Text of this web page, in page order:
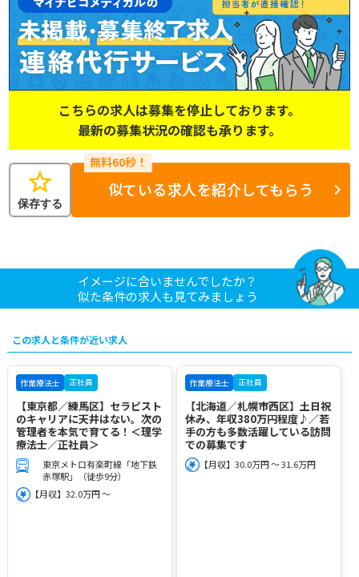
こちらの求人は募集を停止しております。
最新の募集状況の確認も承ります。
star
保存する
似ている求人を紹介してもらう
イメージに合いませんでしたか？
似た条件の求人も見てみましょう
この求人と条件が近い求人
作業療法士 正社員
【東京都／練馬区】セラピスト
のキャリアに天井はない。次の
管理者を本気で育てる！＜理学
療法士／正社員＞
東京メトロ有楽町線「地下鉄
赤塚駅」（徒歩9分）
【月収】32.0万円 ～
作業療法士 正社員
【北海道／札幌市西区】土日祝
休み、年収380万円程度♪／若
手の方も多数活躍している訪問
での募集です
【月収】30.0万円 ～ 31.6万円